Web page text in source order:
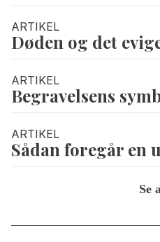
ARTIKEL
Døden og det
ARTIKEL
Begravelsens
ARTIKEL
Sådan foregår en
Se